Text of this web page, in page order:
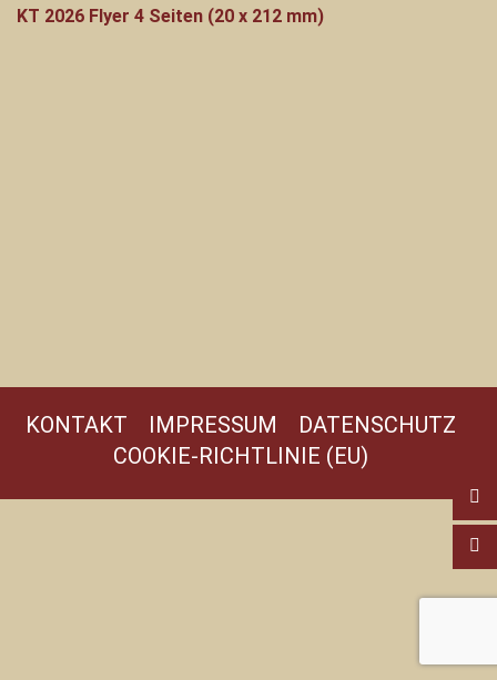
KT 2026 Flyer 4 Seiten (20 x 212 mm)
KONTAKT IMPRESSUM
DATENSCHUTZ
COOKIE-RICHTLINIE (EU)